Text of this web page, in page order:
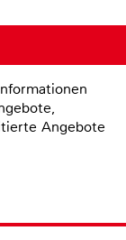
Angebote